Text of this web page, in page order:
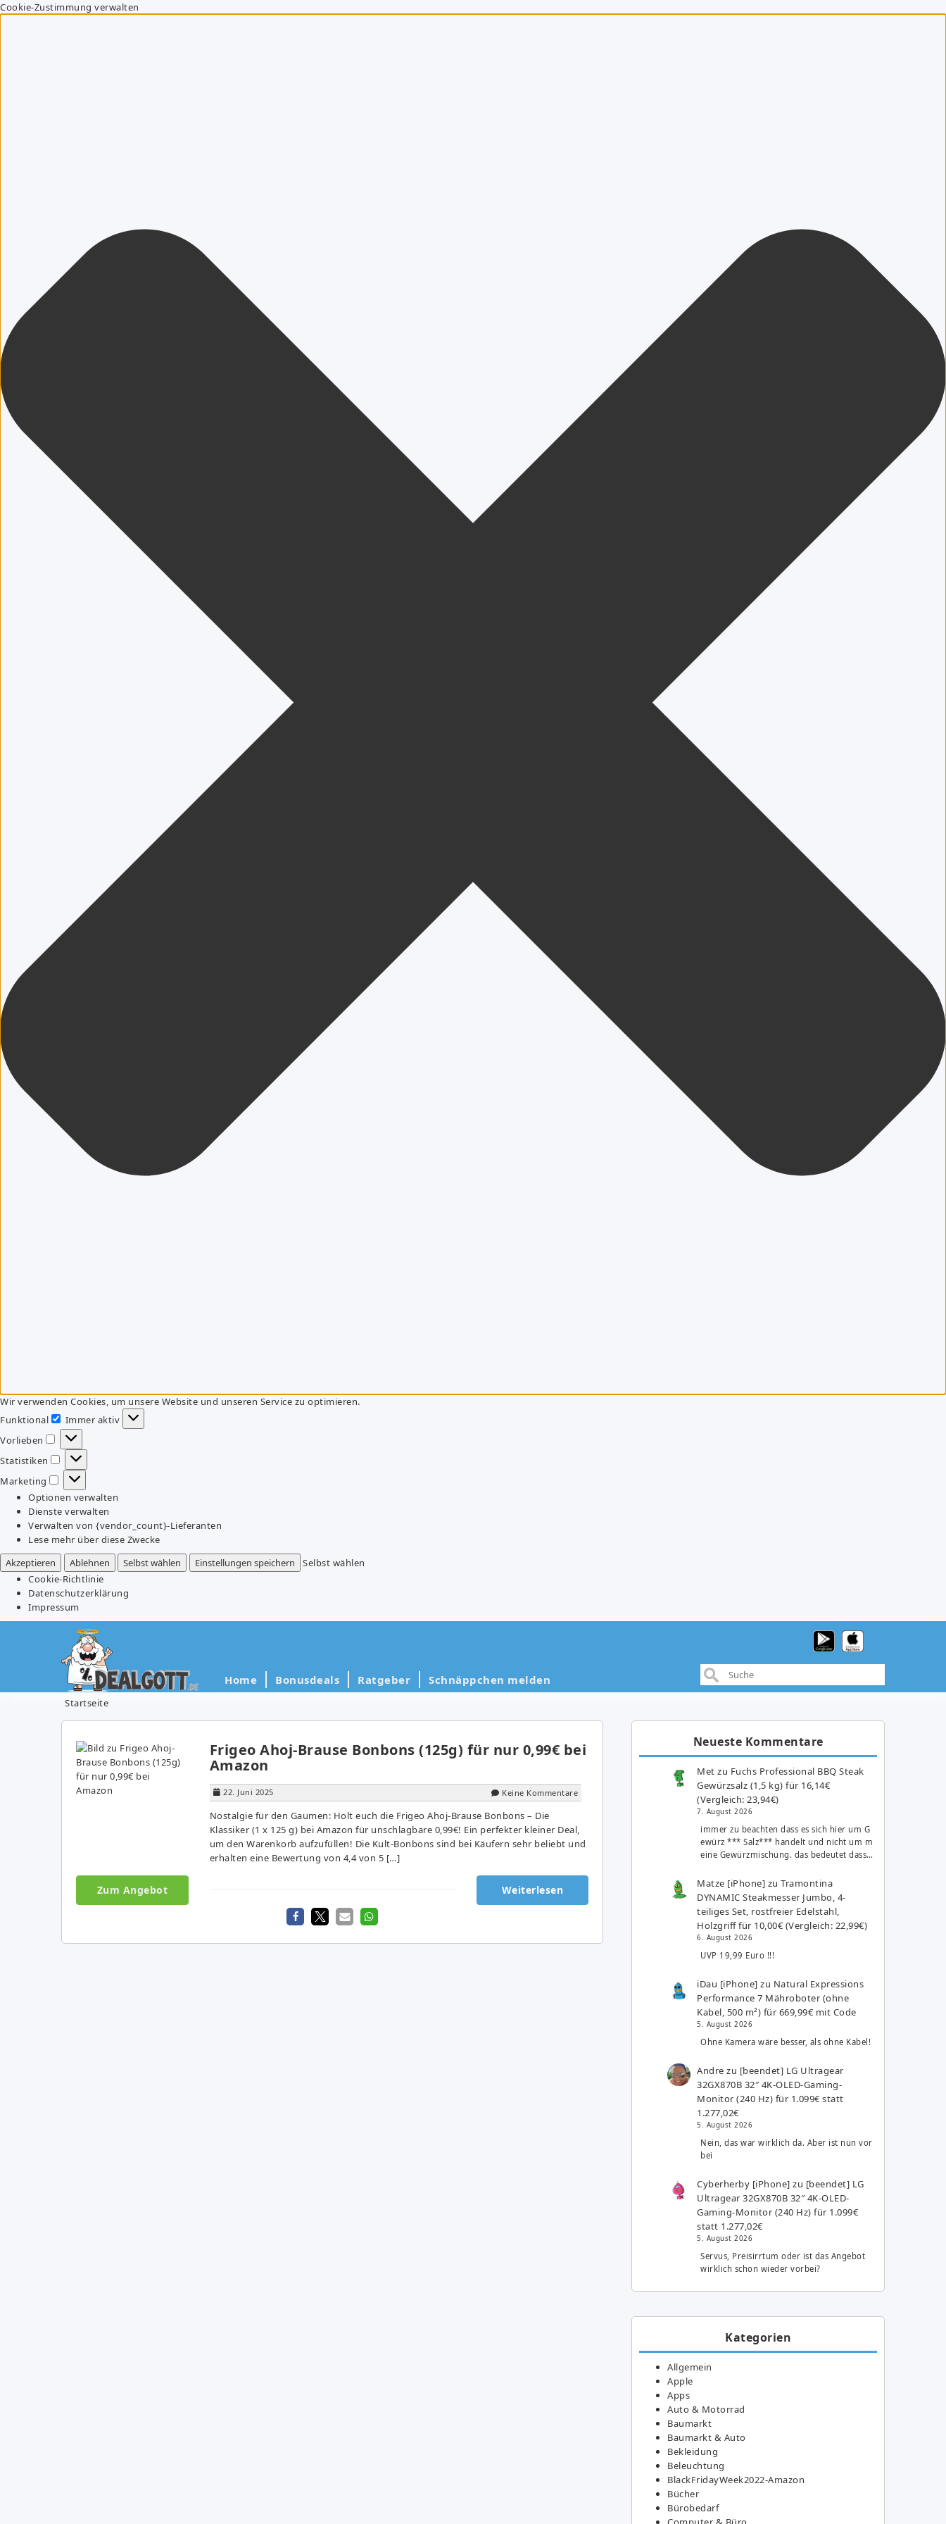
Cookie-Zustimmung verwalten
Wir verwenden Cookies, um unsere Website und unseren Service zu optimieren.
Funktional
Funktional
Immer aktiv
Vorlieben
Vorlieben
Statistiken
Statistiken
Marketing
Marketing
Optionen verwalten
Dienste verwalten
Verwalten von {vendor_count}-Lieferanten
Lese mehr über diese Zwecke
Akzeptieren
Ablehnen Selbst wählen Einstellungen speichern
Selbst wählen
Cookie-Richtlinie
Datenschutzerklärung
Impressum
Home Bonusdeals Ratgeber Schnäppchen melden
Startseite
Frigeo Ahoj-Brause Bonbons (125g) für nur 0,99€ bei
Amazon
22. Juni 2025 Keine Kommentare
Nostalgie für den Gaumen: Holt euch die Frigeo Ahoj-Brause Bonbons – Die
Klassiker (1 x 125 g) bei Amazon für unschlagbare 0,99€! Ein perfekter kleiner Deal,
um den Warenkorb aufzufüllen! Die Kult-Bonbons sind bei Käufern sehr beliebt und
erhalten eine Bewertung von 4,4 von 5 […]
Zum Angebot Weiterlesen
Neueste Kommentare
Met zu Fuchs Professional BBQ Steak
Gewürzsalz (1,5 kg) für 16,14€
(Vergleich: 23,94€)
7. August 2026
immer zu beachten dass es sich hier um G
ewürz *** Salz*** handelt und nicht um m
eine Gewürzmischung. das bedeutet dass…
Matze [iPhone] zuTramontina
DYNAMIC Steakmesser Jumbo, 4-
teiliges Set, rostfreier Edelstahl,
Holzgriff für 10,00€ (Vergleich: 22,99€)
6. August 2026
UVP 19,99 Euro !!!
iDau [iPhone] zu Natural Expressions
Performance 7 Mähroboter (ohne
Kabel, 500 m²) für 669,99€ mit Code
5. August 2026
Ohne Kamera wäre besser, als ohne Kabel!
Andre zu [beendet] LG Ultragear
32GX870B 32″ 4K-OLED-Gaming-
Monitor (240 Hz) für 1.099€ statt
1.277,02€
5. August 2026
Nein, das war wirklich da. Aber ist nun vor
bei
Cyberherby [iPhone] zu [beendet] LG
Ultragear 32GX870B 32″ 4K-OLED-
Gaming-Monitor (240 Hz) für 1.099€
statt 1.277,02€
5. August 2026
Servus, Preisirrtum oder ist das Angebot
wirklich schon wieder vorbei?
Kategorien
Allgemein
Apple
Apps
Auto & Motorrad
Baumarkt
Baumarkt & Auto
Bekleidung
Beleuchtung
BlackFridayWeek2022-Amazon
Bücher
Bürobedarf